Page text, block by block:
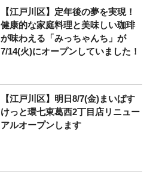
【江戸川区】定年後の夢を実現！
健康的な家庭料理と美味しい珈琲
が味わえる「みっちゃんち」が
7/14(火)にオープンしていました！
【江戸川区】明日8/7(金)まいばす
けっと環七東葛西2丁目店リニュー
アルオープンします